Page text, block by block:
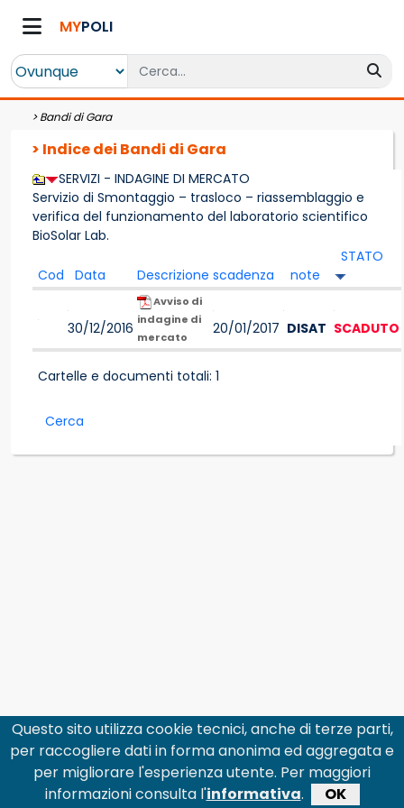
MYPOLI
>Bandi di Gara
> Indice dei Bandi di Gara
SERVIZI - INDAGINE DI MERCATO
Servizio di Smontaggio – trasloco – riassemblaggio e
verifica del funzionamento del laboratorio scientifico
BioSolar Lab.
Cod Data Descrizione scadenza note
STATO
30/12/2016
Avviso di
indagine di
mercato
20/01/2017 DISAT SCADUTO
Cartelle e documenti totali: 1
Cerca
Questo sito utilizza cookie tecnici, anche di terze parti,
per raccogliere dati in forma anonima ed aggregata e
per migliorare l'esperienza utente. Per maggiori
informazioni consulta l'informativa. OK